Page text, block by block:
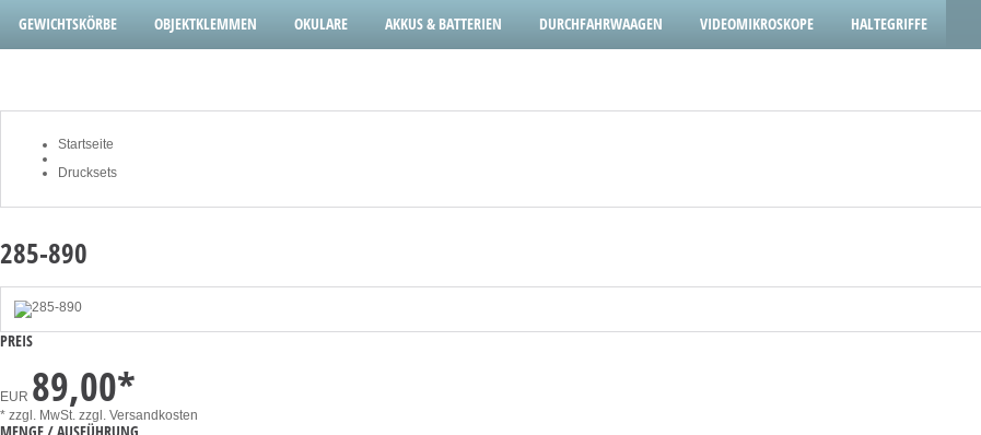
GEWICHTSKÖRBE OBJEKTKLEMMEN OKULARE AKKUS & BATTERIEN DURCHFAHRWAAGEN VIDEOMIKROSKOPE HALTEGRIFFE
Startseite
Drucksets
285-890
PREIS
EUR 89,00*
* zzgl. MwSt. zzgl. Versandkosten
MENGE / AUSFÜHRUNG